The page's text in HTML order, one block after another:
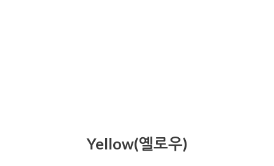
Yellow(옐로우)